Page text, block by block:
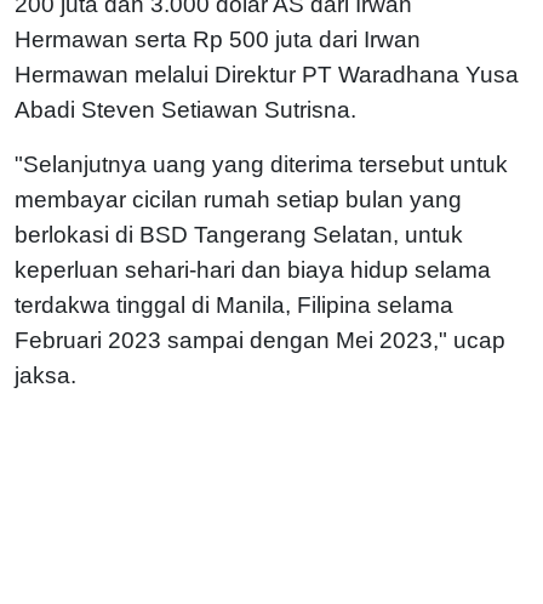
Hermawan serta Rp 500 juta dari Irwan
Hermawan melalui Direktur PT Waradhana Yusa
Abadi Steven Setiawan Sutrisna.
"Selanjutnya uang yang diterima tersebut untuk
membayar cicilan rumah setiap bulan yang
berlokasi di BSD Tangerang Selatan, untuk
keperluan sehari-hari dan biaya hidup selama
terdakwa tinggal di Manila, Filipina selama
Februari 2023 sampai dengan Mei 2023," ucap
jaksa.